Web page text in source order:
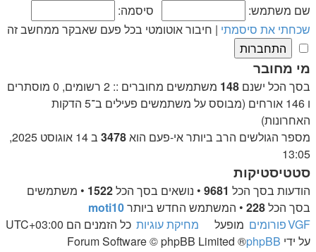
שם משתמש:
סיסמה:
שכחתי את סיסמתי | חיבור אוטומטי בכל פעם שאבקר ממחשב זה
מי מחובר
בסך הכל ישנם 148
משתמשים מחוברים :: 2 רשומים, 0 מוסתרים
ו 146 אורחים (מבוסס על משתמשים פעילים ב־5 הדקות
האחרונות)
מספר הגולשים הרב ביותר אי-פעם הוא3478
ב 14 אוגוסט 2025,
13:05
סטטיסטיקות
הודעות בסך הכל 9681 • נושאים בסך הכל1522 • משתמשים
בסך הכל228 • המשתמש החדש ביותרmoti10
VGFפורומים כל הזמנים הם UTC+03:00 מחיקת עוגיות
מופעל
על ידי phpBB
® Forum Software © phpBB Limited